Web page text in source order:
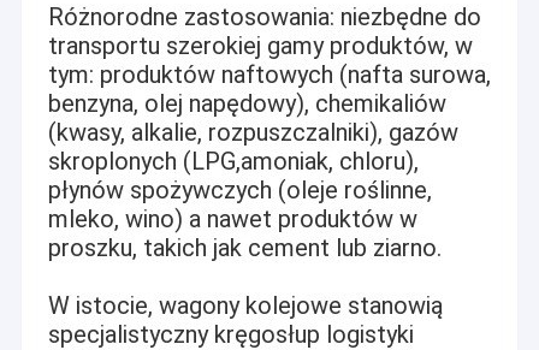
Do domu
Produkty
O nas
Różnorodne zastosowania: niezbędne do
transportu szerokiej gamy produktów, w
tym: produktów naftowych (nafta surowa,
benzyna, olej napędowy), chemikaliów
(kwasy, alkalie, rozpuszczalniki), gazów
skroplonych (LPG,amoniak, chloru),
płynów spożywczych (oleje roślinne,
mleko, wino) a nawet produktów w
proszku, takich jak cement lub ziarno.
W istocie, wagony kolejowe stanowią
specjalistyczny kręgosłup logistyki
Tongling Tieke Railway Equipment Co., Ltd (Tieke Railway) to
prywatna firma high-tech przekształcona z fabryki pod chińskim
naprawie, wynajmie różnych wagonów kolejowych i dostarczaniu
klientom różnych części zamiennych do wagonów w przemyśle,